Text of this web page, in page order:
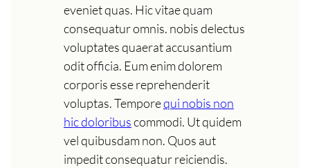
eveniet quas. Hic vitae quam
consequatur omnis. nobis delectus
voluptates quaerat accusantium
odit officia. Eum enim dolorem
corporis esse reprehenderit
voluptas. Temporequi nobis non
hic doloribuscommodi. Ut quidem
vel quibusdam non. Quos aut
impedit consequatur reiciendis.